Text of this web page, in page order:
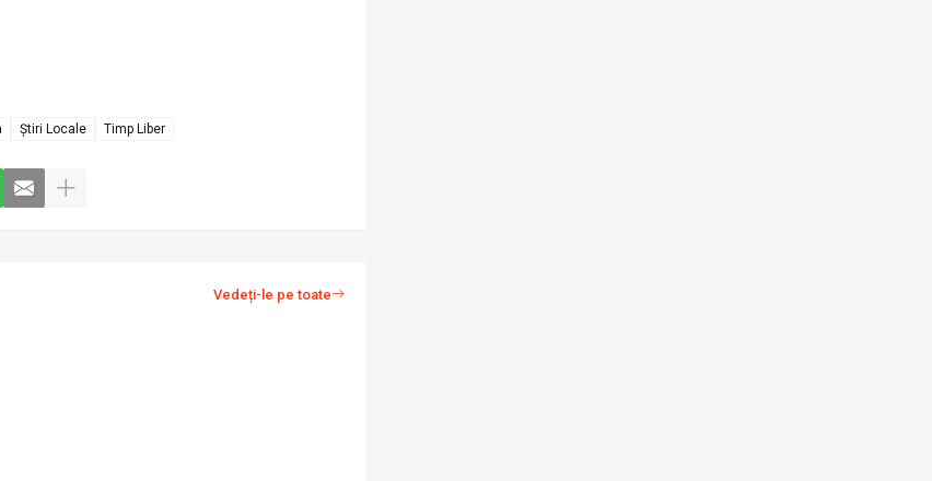
Știri Locale Timp Liber
Vedeți-le pe toate